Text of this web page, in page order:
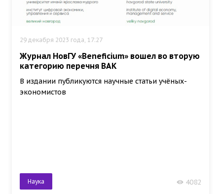
29 декабря 2023 года, 17:27
Журнал НовГУ «Beneficium» вошел во вторую
категорию перечня ВАК
В издании публикуются научные статьи учёных-
экономистов
Наука 4082